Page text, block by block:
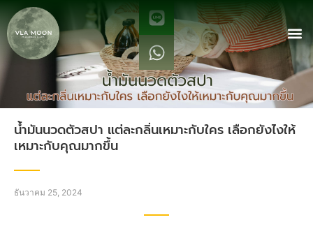
น้ำมันนวดตัวสปา แต่ละกลิ่นเหมาะกับใคร เลือกยังไงให้
เหมาะกับคุณมากขึ้น
ธันวาคม 25, 2024